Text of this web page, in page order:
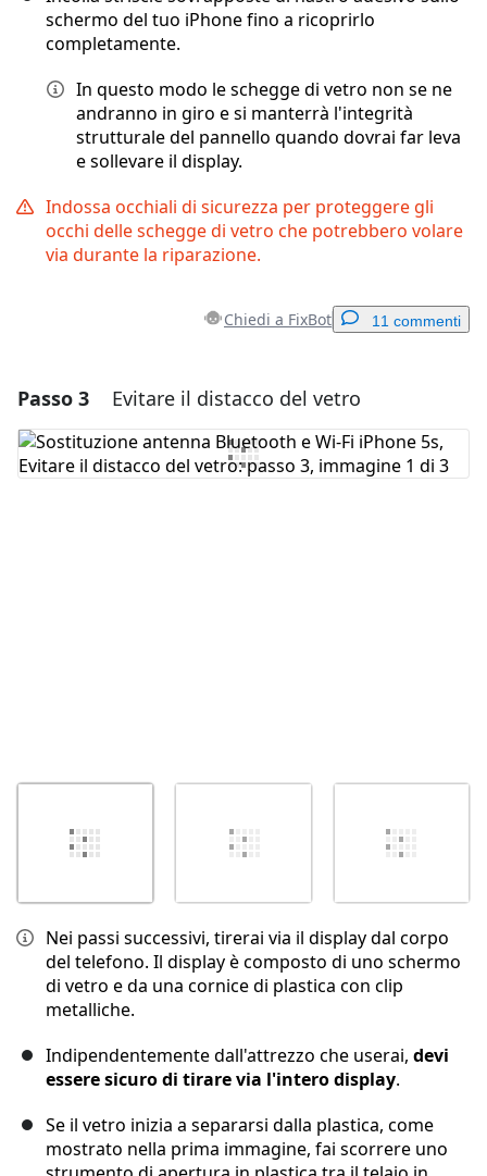
schermo del tuo iPhone fino a ricoprirlo
completamente.
In questo modo le schegge di vetro non se ne
andranno in giro e si manterrà l'integrità
strutturale del pannello quando dovrai far leva
e sollevare il display.
Indossa occhiali di sicurezza per proteggere gli
occhi delle schegge di vetro che potrebbero volare
via durante la riparazione.
Chiedi a FixBot 11 commenti
Aggiungi un commento
Aggiungi Commento
Passo 3 Evitare il distacco del vetro
Nei passi successivi, tirerai via il display dal corpo
del telefono. Il display è composto di uno schermo
di vetro e da una cornice di plastica con clip
metalliche.
Indipendentemente dall'attrezzo che userai, devi
essere sicuro di tirare via l'intero display.
Se il vetro inizia a separarsi dalla plastica, come
mostrato nella prima immagine, fai scorrere uno